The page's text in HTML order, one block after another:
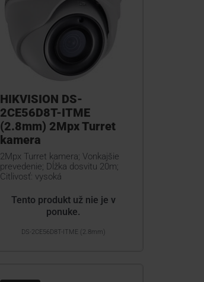
HIKVISION DS-
2CE56D8T-ITME
(2.8mm) 2Mpx Turret
kamera
2Mpx Turret kamera; Vonkajšie
prevedenie; Dĺžka dosvitu 20m;
Citlivosť: vysoká
Tento produkt už nie je v
ponuke.
DS-2CE56D8T-ITME (2.8mm)